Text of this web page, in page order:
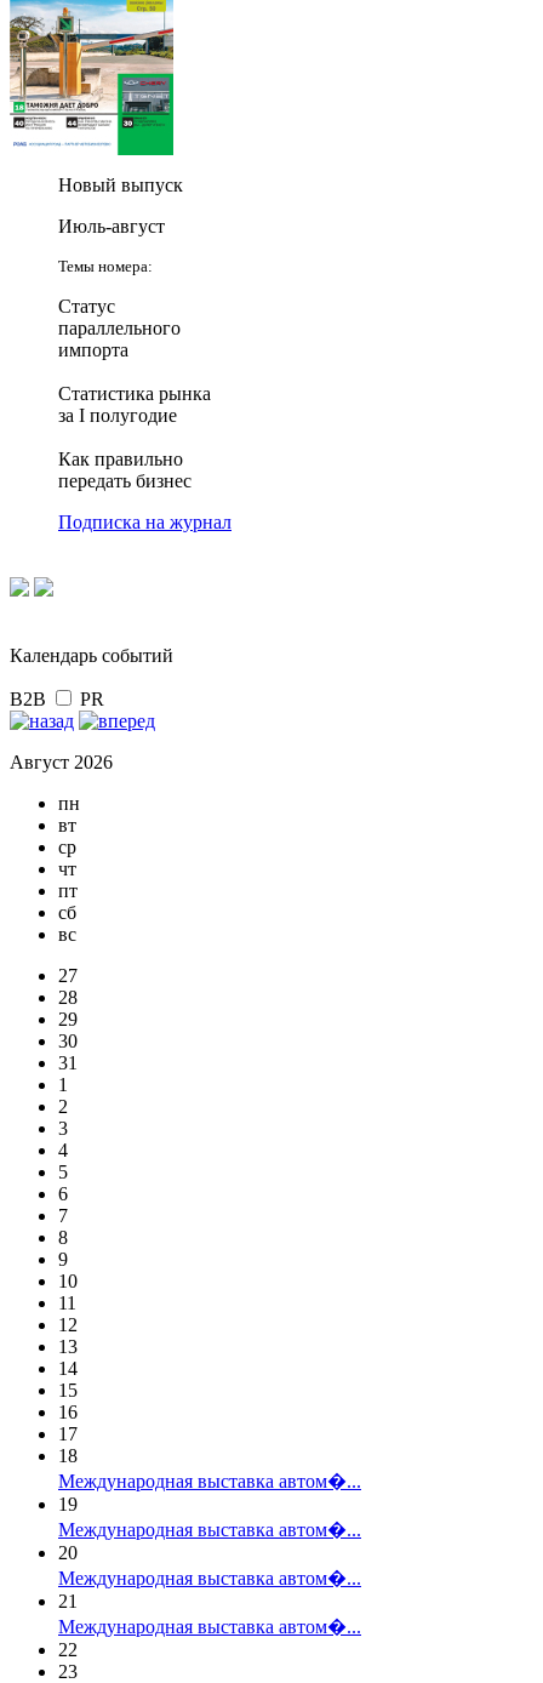
Новый выпуск
Июль-август
Темы номера:
Статус
параллельного
импорта
Статистика рынка
за I полугодие
Как правильно
передать бизнес
Подписка на журнал
Календарь событий
B2B PR
Август 2026
пн
вт
ср
чт
пт
сб
вс
27
28
29
30
31
1
2
3
4
5
6
7
8
9
10
11
12
13
14
15
16
17
18
Международная выставка автом�...
19
Международная выставка автом�...
20
Международная выставка автом�...
21
Международная выставка автом�...
22
23